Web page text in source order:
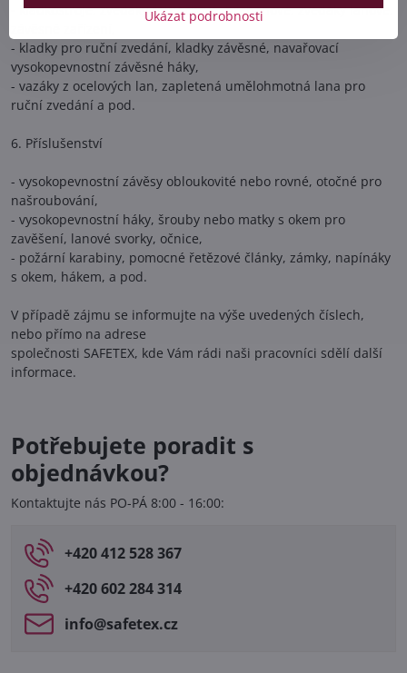
- kladkostroje, zvedáky řehtačkové, hřebenové, zvedáky lanové,
- kladky pro ruční zvedání, kladky závěsné, navařovací
vysokopevnostní závěsné háky,
- vazáky z ocelových lan, zapletená umělohmotná lana pro
ruční zvedání a pod.
6. Příslušenství
- vysokopevnostní závěsy obloukovité nebo rovné, otočné pro
našroubování,
- vysokopevnostní háky, šrouby nebo matky s okem pro
zavěšení, lanové svorky, očnice,
- požární karabiny, pomocné řetězové články, zámky, napínáky
s okem, hákem, a pod.
V případě zájmu se informujte na výše uvedených číslech,
nebo přímo na adrese
společnosti SAFETEX, kde Vám rádi naši pracovníci sdělí další
informace.
Potřebujete poradit s
objednávkou?
Kontaktujte nás PO-PÁ 8:00 - 16:00:
+420 412 528 367
+420 602 284 314
info​@safetex​.cz
Ukázat podrobnosti